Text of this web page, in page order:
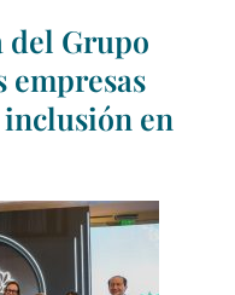
del Grupo
empresas
en